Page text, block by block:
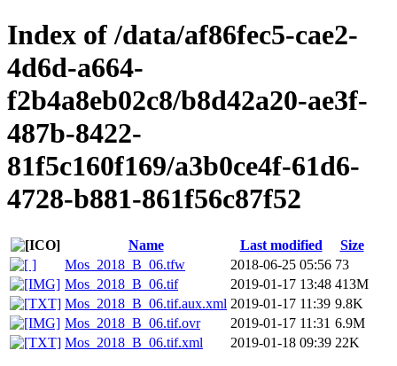
Index of /data/af86fec5-cae2-
4d6d-a664-
f2b4a8eb02c8/b8d42a20-ae3f-
487b-8422-
81f5c160f169/a3b0ce4f-61d6-
4728-b881-861f56c87f52
Name Last modified
Size
Mos_2018_B_06.tfw
2018-06-25 05:56 73
Mos_2018_B_06.tif
2019-01-17 13:48 413M
Mos_2018_B_06.tif.aux.xml 2019-01-17 11:39 9.8K
Mos_2018_B_06.tif.ovr
2019-01-17 11:31 6.9M
Mos_2018_B_06.tif.xml
2019-01-18 09:39 22K